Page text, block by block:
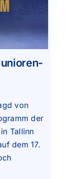
von
der
Tallinn
dem 17.